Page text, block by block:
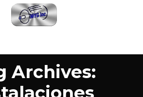
Archives: